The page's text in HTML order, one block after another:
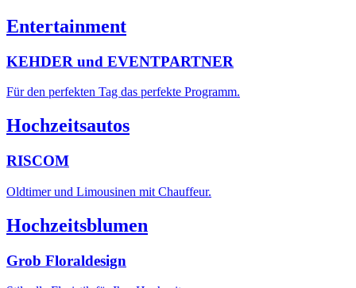
Entertainment
KEHDER und EVENTPARTNER
Für den perfekten Tag das perfekte Programm.
Hochzeitsautos
RISCOM
Oldtimer und Limousinen mit Chauffeur.
Hochzeitsblumen
Grob Floraldesign